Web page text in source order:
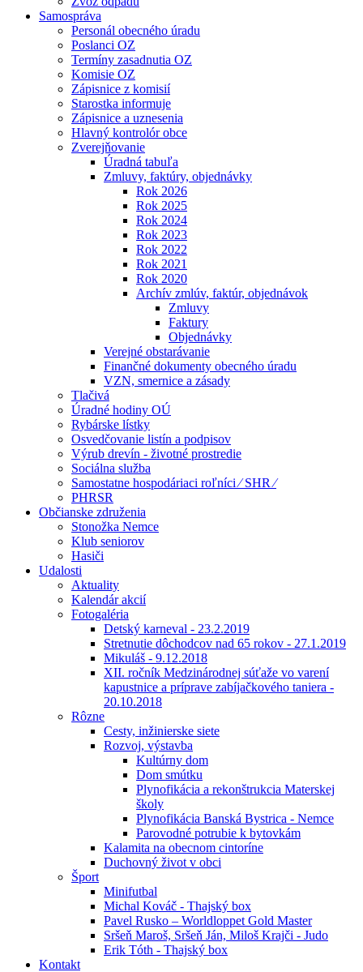
Samospráva
Personál obecného úradu
Poslanci OZ
Termíny zasadnutia OZ
Komisie OZ
Zápisnice z komisií
Starostka informuje
Zápisnice a uznesenia
Hlavný kontrolór obce
Zverejňovanie
Úradná tabuľa
Zmluvy, faktúry, objednávky
Rok 2026
Rok 2025
Rok 2024
Rok 2023
Rok 2022
Rok 2021
Rok 2020
Archív zmlúv, faktúr, objednávok
Zmluvy
Faktury
Objednávky
Verejné obstarávanie
Finančné dokumenty obecného úradu
VZN, smernice a zásady
Tlačivá
Úradné hodiny OÚ
Rybárske lístky
Osvedčovanie listín a podpisov
Výrub drevín - životné prostredie
Sociálna služba
Samostatne hospodáriaci roľníci ⁄ SHR ⁄
PHRSR
Občianske združenia
Stonožka Nemce
Klub seniorov
Hasiči
Udalosti
Aktuality
Kalendár akcií
Fotogaléria
Detský karneval - 23.2.2019
Stretnutie dôchodcov nad 65 rokov - 27.1.2019
Mikuláš - 9.12.2018
XII. ročník Medzinárodnej súťaže vo varení
kapustnice a príprave zabíjačkového taniera -
20.10.2018
Rôzne
Cesty, inžinierske siete
Rozvoj, výstavba
Kultúrny dom
Dom smútku
Plynofikácia a rekonštrukcia Materskej
školy
Plynofikácia Banská Bystrica - Nemce
Parovodné potrubie k bytovkám
Kalamita na obecnom cintoríne
Duchovný život v obci
Šport
Minifutbal
Michal Kováč - Thajský box
Pavel Rusko – Worldloppet Gold Master
Sršeň Maroš, Sršeň Ján, Miloš Krajči - Judo
Erik Tóth - Thajský box
Kontakt